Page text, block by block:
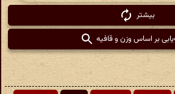
بیشتر
بر اساس وزن و قافیه